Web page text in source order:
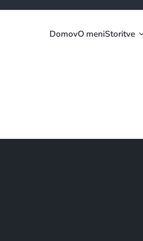
DomovO meniStoritve